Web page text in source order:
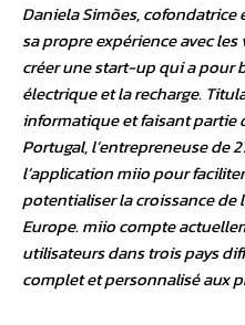
Daniela Simões, cofondatrice
sa propre expérience avec
créer une start-up qui a pour
électrique et la recharge.
informatique et faisant partie
Portugal, l’entrepreneuse de
l’application miio pour
potentialiser la croissance
Europe. miio compte
utilisateurs dans trois pays
complet et personnalisé aux